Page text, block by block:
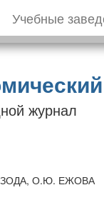
Учебные
журнал
О.Ю. ЕЖОВА